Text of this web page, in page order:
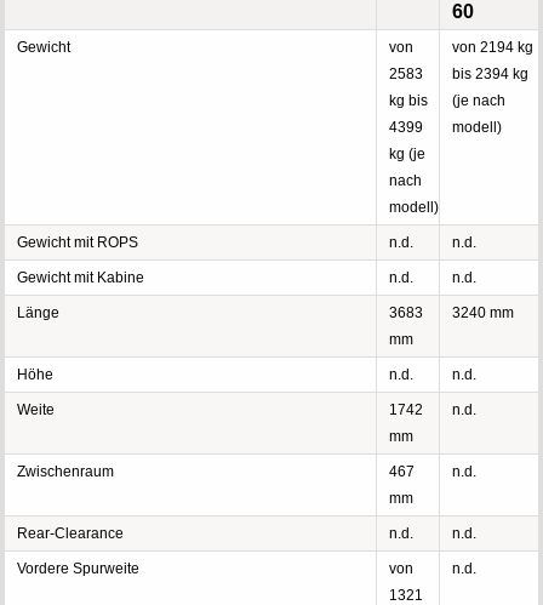
60
Gewicht
von
2583
kg bis
4399
kg (je
nach
modell)
von 2194 kg
bis 2394 kg
(je nach
modell)
Gewicht mit ROPS n.d. n.d.
Gewicht mit Kabine n.d. n.d.
Länge
3683
mm
3240 mm
Höhe n.d. n.d.
Weite
1742
mm
n.d.
Zwischenraum
467
mm
n.d.
Rear-Clearance n.d. n.d.
Vordere Spurweite
von
1321
n.d.